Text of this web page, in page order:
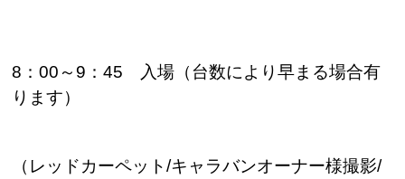
8 ：00 ～ 9 ：45 入場（台数により早まる場合有
ります）
（レッドカーペット/キャラバンオーナー様撮影/